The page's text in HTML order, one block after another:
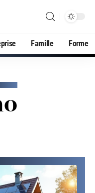
Famille Forme